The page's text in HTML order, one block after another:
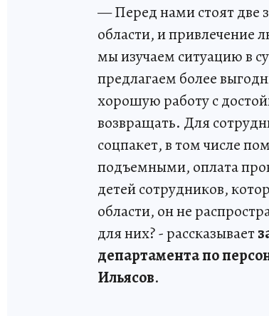
— Перед нами стоят две
области, и привлечение
мы изучаем ситуацию в
предлагаем более
хорошую работу с
возвращать. Для
соцпакет, в том числе
подъемными, оплата
детей сотрудников,
области, он не
для них? - рассказывает
департамента по
Ильясов.